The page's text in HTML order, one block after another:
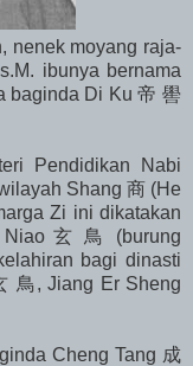
nenek moyang raja-
ibunya bernama
baginda Di Ku 帝 嚳
Pendidikan Nabi
Shang 商 (He
Zi ini dikatakan
Niao 玄 鳥 (burung
bagi dinasti
鳥, Jiang Er Sheng
Cheng Tang 成